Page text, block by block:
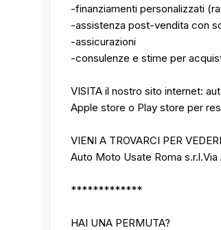
-finanziamenti personalizzati
-assistenza post-vendita con
-assicurazioni
-consulenze e stime per
VISITA il nostro sito internet:
Apple store o Play store per
VIENI A TROVARCI PER
Auto Moto Usate Roma
*************
HAI UNA PERMUTA?